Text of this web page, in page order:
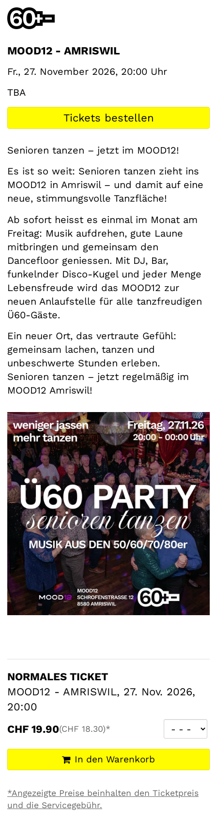
MOOD12 - AMRISWIL
Fr., 27. November 2026, 20:00 Uhr
TBA
Tickets bestellen
Senioren tanzen – jetzt im MOOD12!
Es ist so weit: Senioren tanzen zieht ins
MOOD12 in Amriswil – und damit auf eine
neue, stimmungsvolle Tanzfläche!
Ab sofort heisst es einmal im Monat am
Freitag: Musik aufdrehen, gute Laune
mitbringen und gemeinsam den
Dancefloor geniessen. Mit DJ, Bar,
funkelnder Disco-Kugel und jeder Menge
Lebensfreude wird das MOOD12 zur
neuen Anlaufstelle für alle tanzfreudigen
Ü60-Gäste.
Ein neuer Ort, das vertraute Gefühl:
gemeinsam lachen, tanzen und
unbeschwerte Stunden erleben.
Senioren tanzen – jetzt regelmäßig im
MOOD12 Amriswil!
NORMALES TICKET
MOOD12 - AMRISWIL, 27. Nov. 2026,
20:00
CHF 19.90(CHF 18.30)*
In den Warenkorb
*Angezeigte Preise beinhalten den Ticketpreis
und die Servicegebühr.